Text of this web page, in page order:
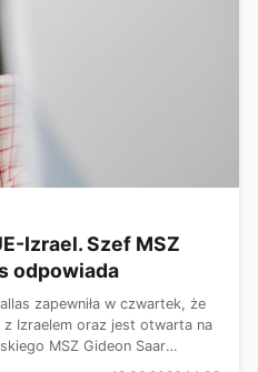
Izrael. Szef MSZ
odpowiada
zapewniła w czwartek, że
Izraelem oraz jest otwarta na
MSZ Gideon Saar